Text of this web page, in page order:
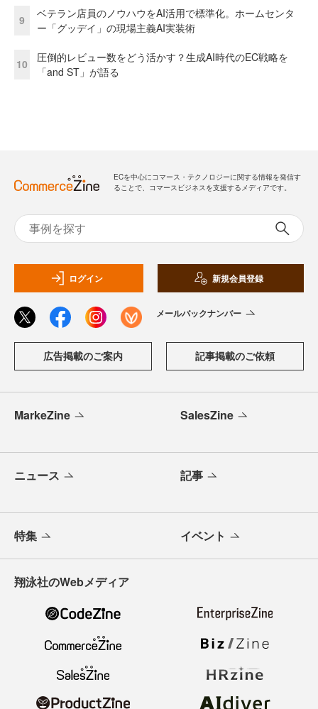
9
ベテラン店員のノウハウをAI活用で標準化。ホームセンタ
ー「グッデイ」の現場主義AI実装術
10
圧倒的レビュー数をどう活かす？生成AI時代のEC戦略を
「and ST」が語る
ECを中心にコマース・テクノロジーに関する情報を発信す
ることで、コマースビジネスを支援するメディアです。
ログイン 新規会員登録
メールバックナンバー
広告掲載のご案内 記事掲載のご依頼
MarkeZine SalesZine
ニュース 記事
特集 イベント
翔泳社のWebメディア